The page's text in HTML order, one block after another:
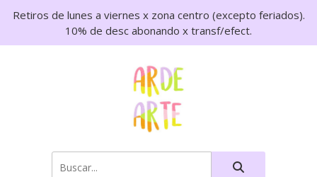
Retiros de lunes a viernes x zona centro (excepto feriados).
10% de desc abonando x transf/efect.